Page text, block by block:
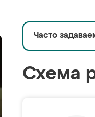
Часто
Схема